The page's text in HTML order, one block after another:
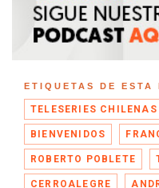
ETIQUETAS DE ESTA
TELESERIES CHILENAS
BIENVENIDOS
ROBERTO POBLETE
CERROALEGRE